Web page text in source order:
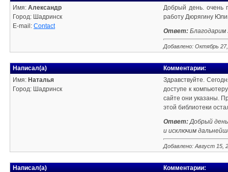
Имя: Александр
Город: Шадринск
E-mail: Contact
Добрый день. очень
работу Дюрягину
Ответ:Благодарим
Добавлено: Октябрь
Написал(а)
Имя: Наталья
Город: Шадринск
Комментарии:
Здравствуйте.
доступе к
сайте они указаны.
этой библиотеки
Ответ:Добрый
и исключим
Добавлено: Август 15,
Написал(а)
Комментарии: